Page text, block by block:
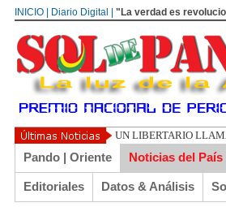
INICIO | Diario Digital | "La verdad es
UN LIBERTARIO
Pando | Oriente Noticias del País
Editoriales Datos & Análisis